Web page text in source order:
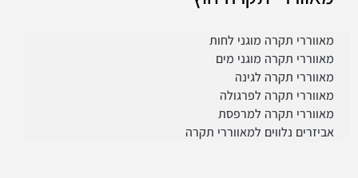
מאווררי תקרה מוגני לחות
מאווררי תקרה מוגני מים
מאווררי תקרה לגינה
מאווררי תקרה לפרגולה
מאווררי תקרה למרפסת
אביזרים נלווים למאווררי תקרה